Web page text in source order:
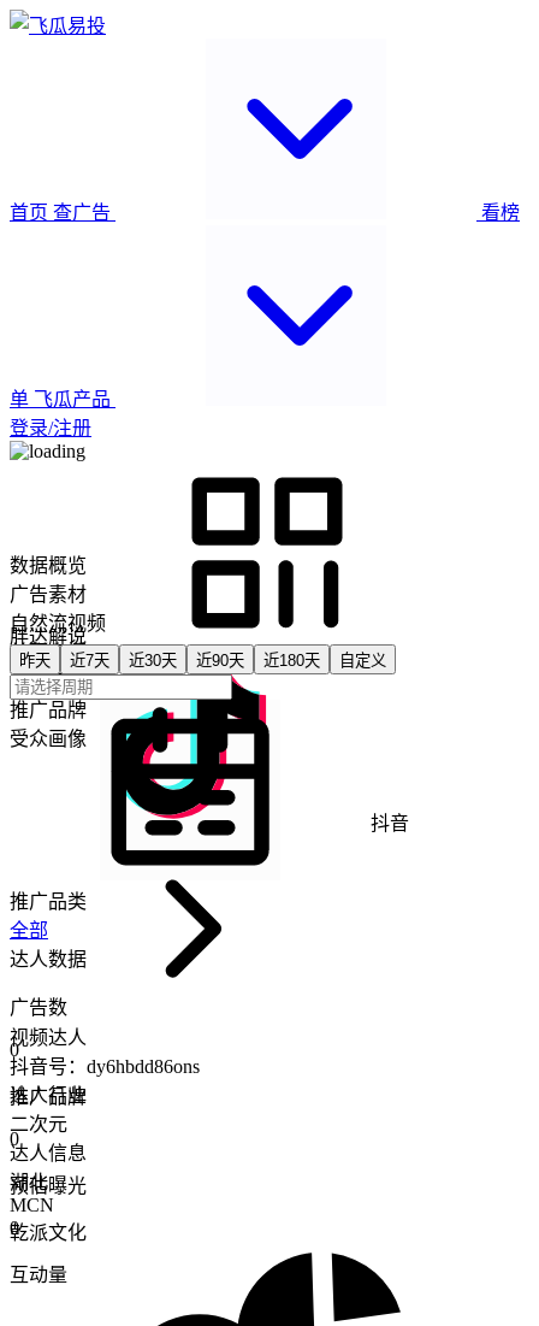
首页 查广告 看榜
单 飞瓜产品
登录/注册
胖达解说
抖音
视频达人
抖音号： dy6hbdd86ons
达人行业
二次元
达人信息
湖北
MCN
乾派文化
数据概览
广告素材
自然流视频
关联直播
关联商品
推广品牌
受众画像
昨天 近7天 近30天 近90天 近180天 自定义
推广品类
全部
达人数据
广告数
0
推广品牌
0
预估曝光
0
互动量